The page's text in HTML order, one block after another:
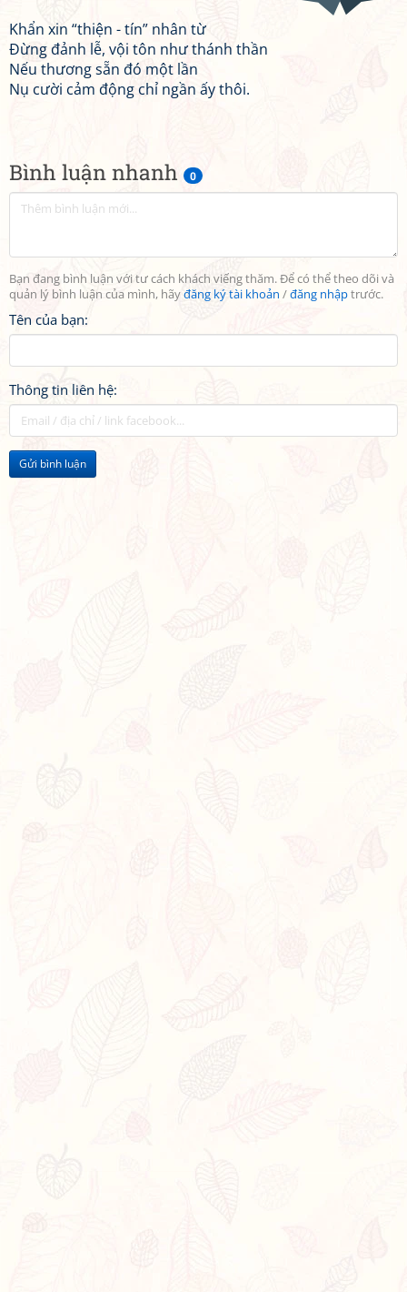
Bình luận nhanh 0
Bạn đang bình luận với tư cách khách viếng thăm. Để có thể theo dõi và
quản lý bình luận của mình, hãyđăng ký tài khoản /đăng nhậptrước.
Tên của bạn:
Thông tin liên hệ:
Gửi bình luận
Khẩn xin “thiện - tín” nhân từ
Đừng đảnh lễ, vội tôn như thánh thần
Nếu thương sẵn đó một lần
Nụ cười cảm động chỉ ngần ấy thôi.